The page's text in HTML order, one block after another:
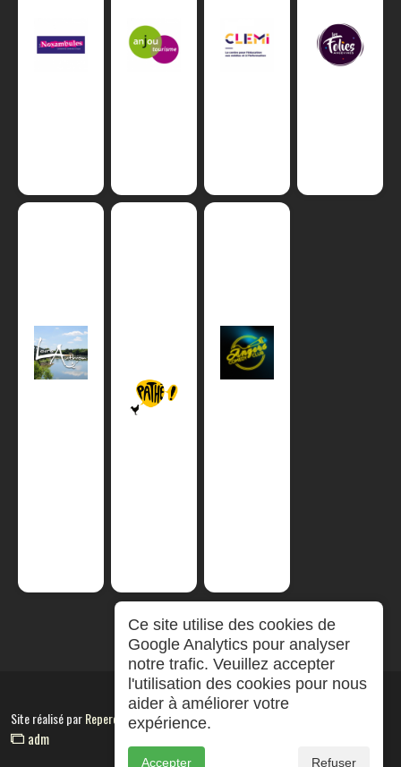
Site réalisé parRepereCom
adm
Ce site utilise des cookies de
Google Analytics pour analyser
notre trafic. Veuillez accepter
l'utilisation des cookies pour nous
aider à améliorer votre
expérience.
Accepter Refuser